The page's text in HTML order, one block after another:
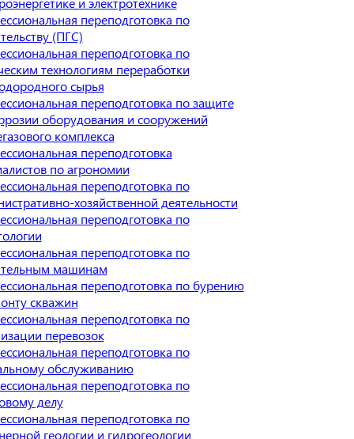
переподготовка по
(ПГС)
переподготовка по
технологиям переработки
сырья
переподготовка по защите
оборудования и сооружений
комплекса
переподготовка
по агрономии
переподготовка по
хозяйственной деятельности
переподготовка по
переподготовка по
машинам
переподготовка по бурению
скважин
переподготовка по
перевозок
переподготовка по
обслуживанию
переподготовка по
делу
переподготовка по
геологии и гидрогеологии